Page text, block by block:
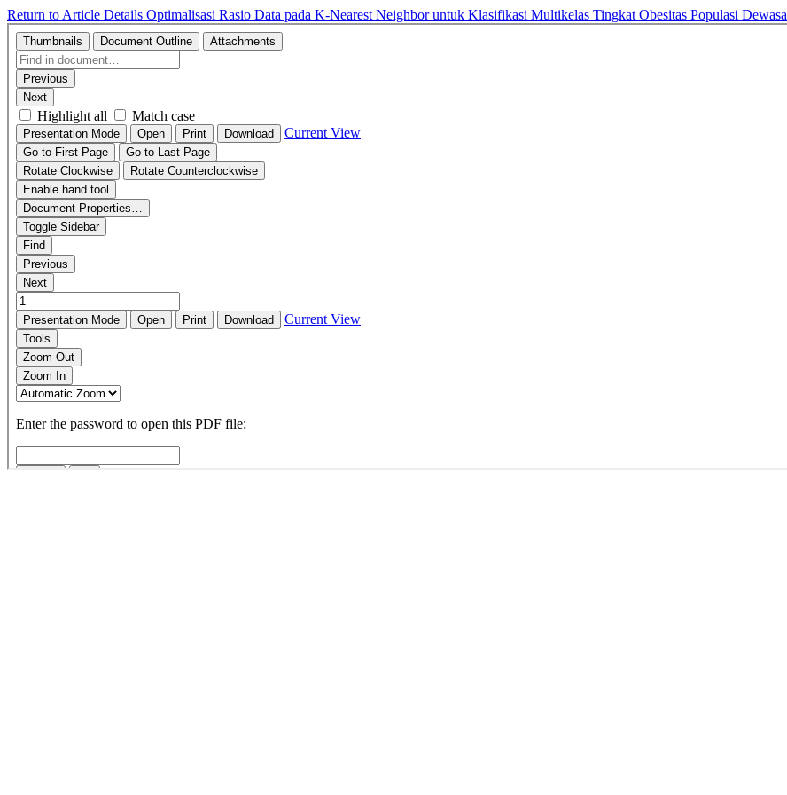
Return to Article Details Optimalisasi Rasio Data pada K-Nearest Neighbor untuk Klasifikasi Multikelas Tingkat Obesitas Populasi Dewasa